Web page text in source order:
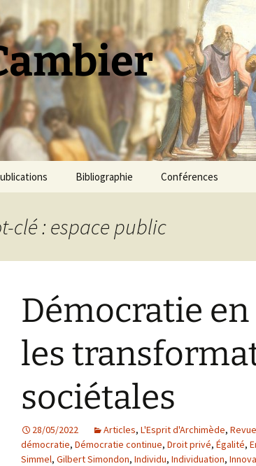
Bibliographie Conférences
clé : espace public
Démocratie
les
sociétales
28/05/2022 Articles, L'Esprit d'Archimède,
démocratie, Démocratie continue, Droit privé, Égalité,
Simmel, Gilbert Simondon, Individu, Individuation,